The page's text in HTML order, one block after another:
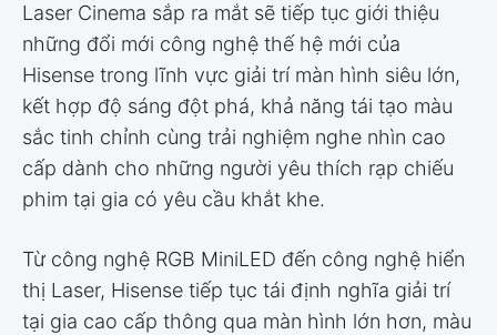
Laser Cinema sắp ra mắt sẽ tiếp tục giới thiệu
những đổi mới công nghệ thế hệ mới của
Hisense trong lĩnh vực giải trí màn hình siêu lớn,
kết hợp độ sáng đột phá, khả năng tái tạo màu
sắc tinh chỉnh cùng trải nghiệm nghe nhìn cao
cấp dành cho những người yêu thích rạp chiếu
phim tại gia có yêu cầu khắt khe.
Từ công nghệ RGB MiniLED đến công nghệ hiển
thị Laser, Hisense tiếp tục tái định nghĩa giải trí
tại gia cao cấp thông qua màn hình lớn hơn, màu